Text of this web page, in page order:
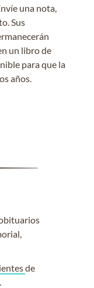
una nota,
Sus
un libro de
para que la
años.
de